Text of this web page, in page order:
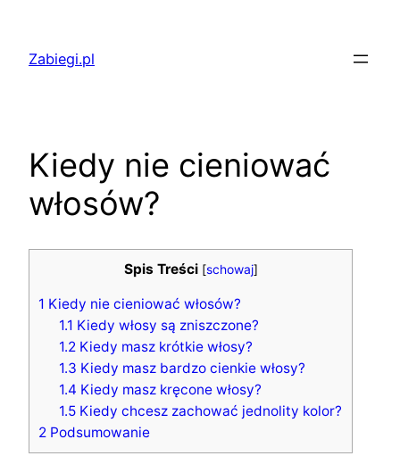
treściZabiegi.pl
Kiedy nie cieniować
włosów?
Spis Treści [schowaj]
1 Kiedy nie cieniować włosów?
1.1 Kiedy włosy są zniszczone?
1.2 Kiedy masz krótkie włosy?
1.3 Kiedy masz bardzo cienkie włosy?
1.4 Kiedy masz kręcone włosy?
1.5 Kiedy chcesz zachować jednolity kolor?
2 Podsumowanie